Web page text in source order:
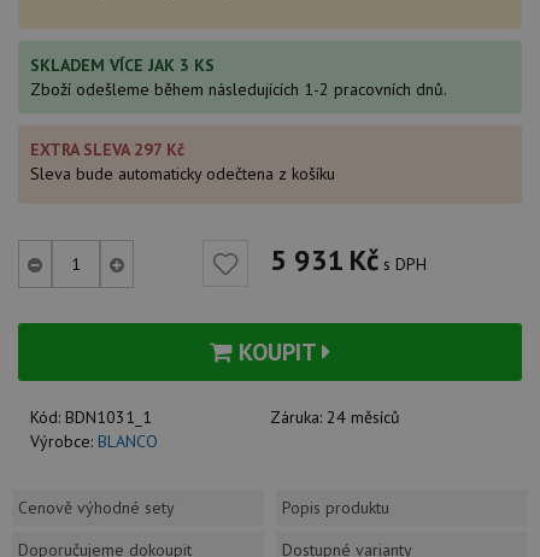
SKLADEM VÍCE JAK 3 KS
Zboží odešleme během následujících 1-2 pracovních dnů.
EXTRA SLEVA 297 Kč
Sleva bude automaticky odečtena z košíku
5 931 Kč s DPH
KOUPIT
Kód: BDN1031_1 Záruka: 24 měsíců
Výrobce: BLANCO
Cenově výhodné sety
Popis produktu
Doporučujeme dokoupit
Dostupné varianty